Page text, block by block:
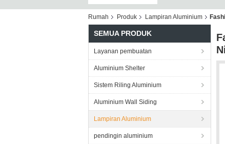
Rumah Produk Lampiran Aluminium
SEMUA PRODUK
Layanan pembuatan
Aluminium Shelter
Sistem Riling Aluminium
Aluminium Wall Siding
Lampiran Aluminium
pendingin aluminium